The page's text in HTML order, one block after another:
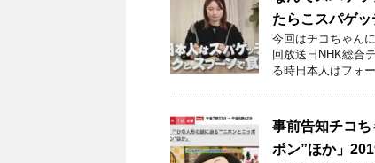
たらこスパゲ
今回はチコちゃん
回放送日NHK総合
る時日本人はフォ
事前告知チコ
ポン”ほか」